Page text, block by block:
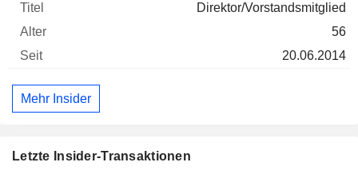
Direktor/Vorstandsmitglied
56
20.06.2014
Mehr Insider
Letzte Insider-Transaktionen